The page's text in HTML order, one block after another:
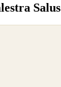
Salus